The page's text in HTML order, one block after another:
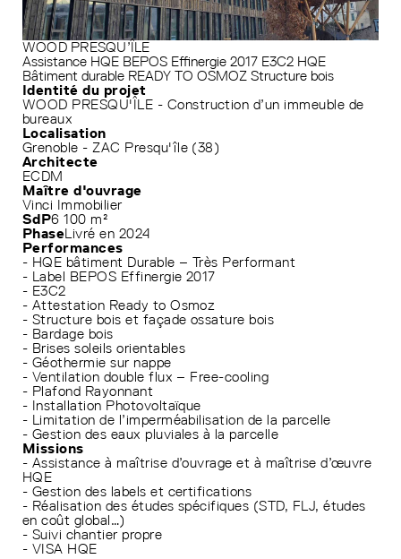
WOOD PRESQU’ÎLE
Assistance HQE BEPOS Effinergie 2017 E3C2 HQE
Bâtiment durable READY TO OSMOZ Structure bois
Identité du projet
WOOD PRESQU'ÎLE - Construction d’un immeuble de
bureaux
Localisation
Grenoble - ZAC Presqu'île (38)
Architecte
ECDM
Maître d'ouvrage
Vinci Immobilier
SdP6 100 m²
PhaseLivré en 2024
Performances
- HQE bâtiment Durable – Très Performant
- Label BEPOS Effinergie 2017
- E3C2
- Attestation Ready to Osmoz
- Structure bois et façade ossature bois
- Bardage bois
- Brises soleils orientables
- Géothermie sur nappe
- Ventilation double flux – Free-cooling
- Plafond Rayonnant
- Installation Photovoltaïque
- Limitation de l’imperméabilisation de la parcelle
- Gestion des eaux pluviales à la parcelle
Missions
- Assistance à maîtrise d’ouvrage et à maîtrise d’œuvre
HQE
- Gestion des labels et certifications
- Réalisation des études spécifiques (STD, FLJ, études
en coût global…)
- Suivi chantier propre
- VISA HQE